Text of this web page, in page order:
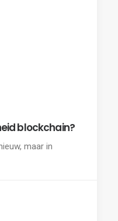
blockchain?
maar in